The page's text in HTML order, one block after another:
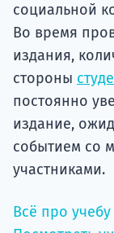
социальной
Во время
издания,
стороны
постоянно
издание,
событием со
участниками.
Всё про